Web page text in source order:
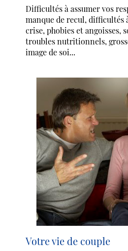
Difficultés à assumer vos
manque de recul, difficultés
crise, phobies et angoisses,
troubles nutritionnels,
image de soi...
Votre vie de couple